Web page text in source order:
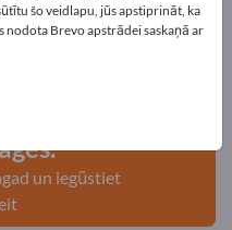
preces – Biznesa
un
un iegūstiet
šo veidlapu, jūs apstiprināt, ka
nodota Brevo apstrādei saskaņā ar